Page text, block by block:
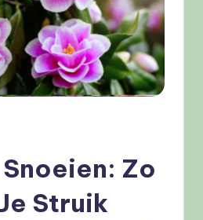
Zo
Struik